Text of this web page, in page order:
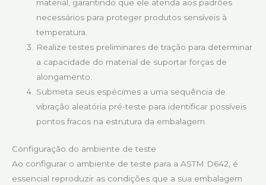
material, garantindo que ele atenda aos padrões
necessários para proteger produtos sensíveis à
temperatura.
Realize testes preliminares de tração para determinar
a capacidade do material de suportar forças de
alongamento.
Submeta seus espécimes a uma sequência de
vibração aleatória pré-teste para identificar possíveis
pontos fracos na estrutura da embalagem.
Configuração do ambiente de teste
Ao configurar o ambiente de teste para a ASTM D642, é
essencial reproduzir as condições que a sua embalagem